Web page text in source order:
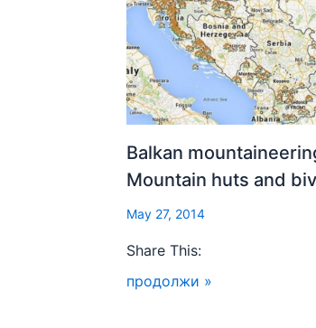
Balkan
Mountain huts and
May 27, 2014
Share This:
продолжи »